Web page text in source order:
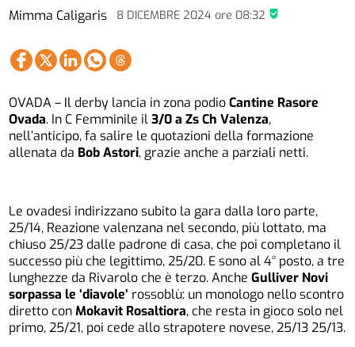
Mimma Caligaris 8 DICEMBRE 2024ore 08:32
OVADA – Il derby lancia in zona podioCantine Rasore
Ovada. In C Femminile il3/0 a Zs Ch Valenza,
nell’anticipo, fa salire le quotazioni della formazione
allenata da Bob Astori, grazie anche a parziali netti.
Le ovadesi indirizzano subito la gara dalla loro parte,
25/14, Reazione valenzana nel secondo, più lottato, ma
chiuso 25/23 dalle padrone di casa, che poi completano il
successo più che legittimo, 25/20. E sono al 4° posto, a tre
lunghezze da Rivarolo che è terzo. AncheGulliver Novi
sorpassa le ‘diavole’ rossoblù: un monologo nello scontro
diretto conMokavit Rosaltiora, che resta in gioco solo nel
primo, 25/21, poi cede allo strapotere novese, 25/13 25/13.